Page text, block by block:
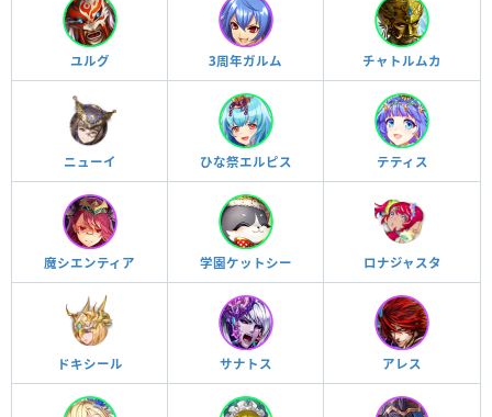
ユルグ 3周年ガルム チャトルムカ
ニューイ ひな祭エルピス テティス
魔シエンティア 学園ケットシー ロナジャスタ
ドキシール サナトス アレス